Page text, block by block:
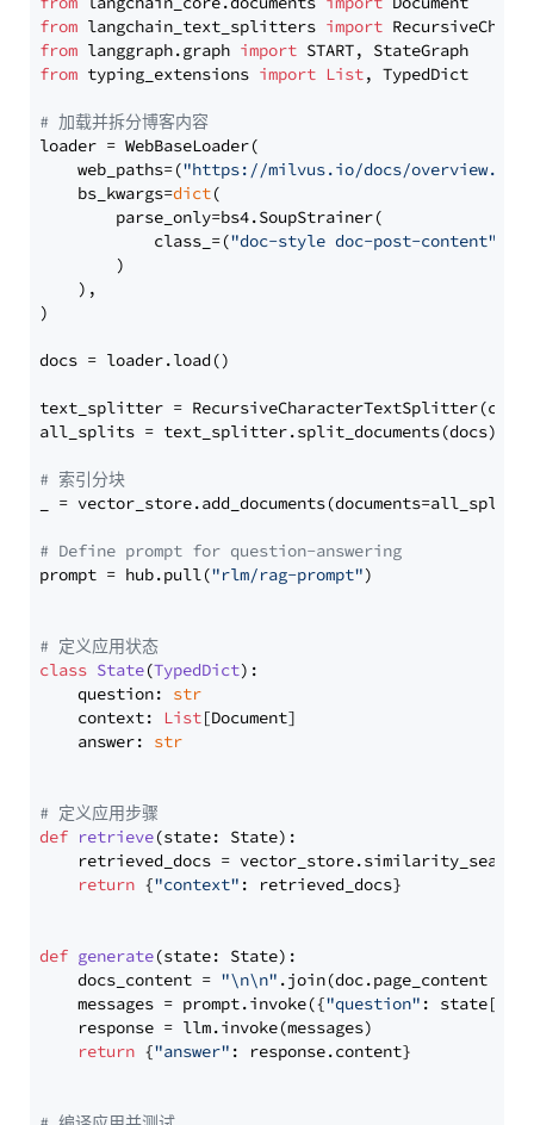
from langchain_text_splitters import
from langgraph.graph import
from typing_extensions import List, TypedDict
# 加载并拆分博客内容
loader = WebBaseLoader(
    web_paths=(
"https://milvus.io/docs/overview.md"
    bs_kwargs=
dict(
        parse_only=bs4.SoupStrainer(
            class_=(
"doc-style doc-post-content"
        )
    ),
)
docs = loader.load()
text_splitter =
all_splits = text_splitter.split_documents(docs)
# 索引分块
_ = vector_store.add_documents(documents=all_splits)
# Define prompt for question-answering
prompt = hub.pull("rlm/rag-prompt")
# 定义应用状态
class State(TypedDict):
    question:
str
    context:
List[Document]
    answer:
str
# 定义应用步骤
def retrieve(state: State):
retrieved_docs =
return {"context" : retrieved_docs}
def generate(state: State):
    docs_content =
"\n\n" .join(doc.page_content
    messages = prompt.invoke({
"question" : state[
    response = llm.invoke(messages)
return {"answer" : response.content}